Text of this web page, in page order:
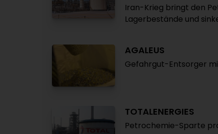
Iran-Krieg bringt den
Lagerbestände und
AGALEUS
Gefahrgut-Entsorger
TOTALENERGIES
Petrochemie-Sparte